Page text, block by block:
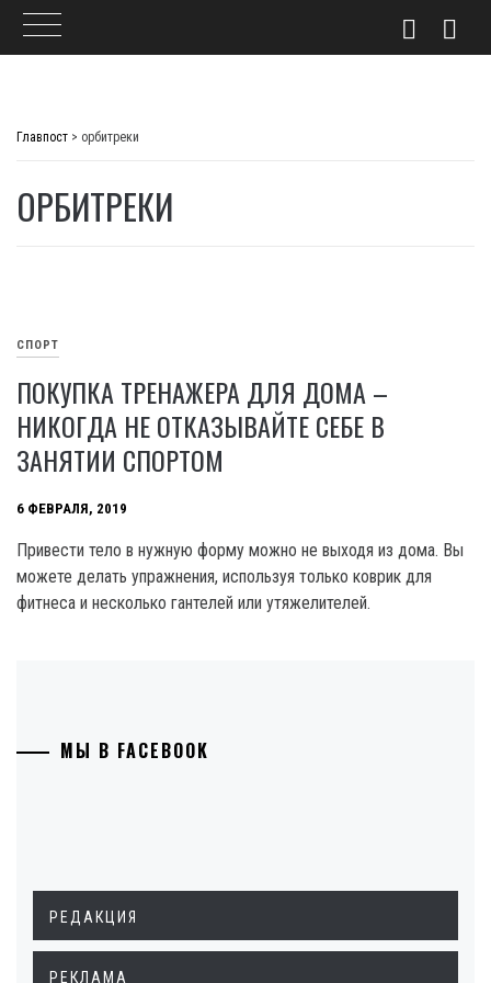
Главпост > орбитреки
ОРБИТРЕКИ
СПОРТ
ПОКУПКА ТРЕНАЖЕРА ДЛЯ ДОМА –
НИКОГДА НЕ ОТКАЗЫВАЙТЕ СЕБЕ В
ЗАНЯТИИ СПОРТОМ
6 ФЕВРАЛЯ, 2019
Привести тело в нужную форму можно не выходя из дома. Вы
можете делать упражнения, используя только коврик для
фитнеса и несколько гантелей или утяжелителей.
МЫ В FACEBOOK
РЕДАКЦИЯ
РЕКЛАМА